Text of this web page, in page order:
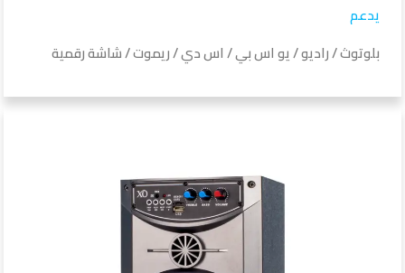
يدعم
بلوتوث / راديو / يو اس بي / اس دي / ريموت / شاشة رقمية